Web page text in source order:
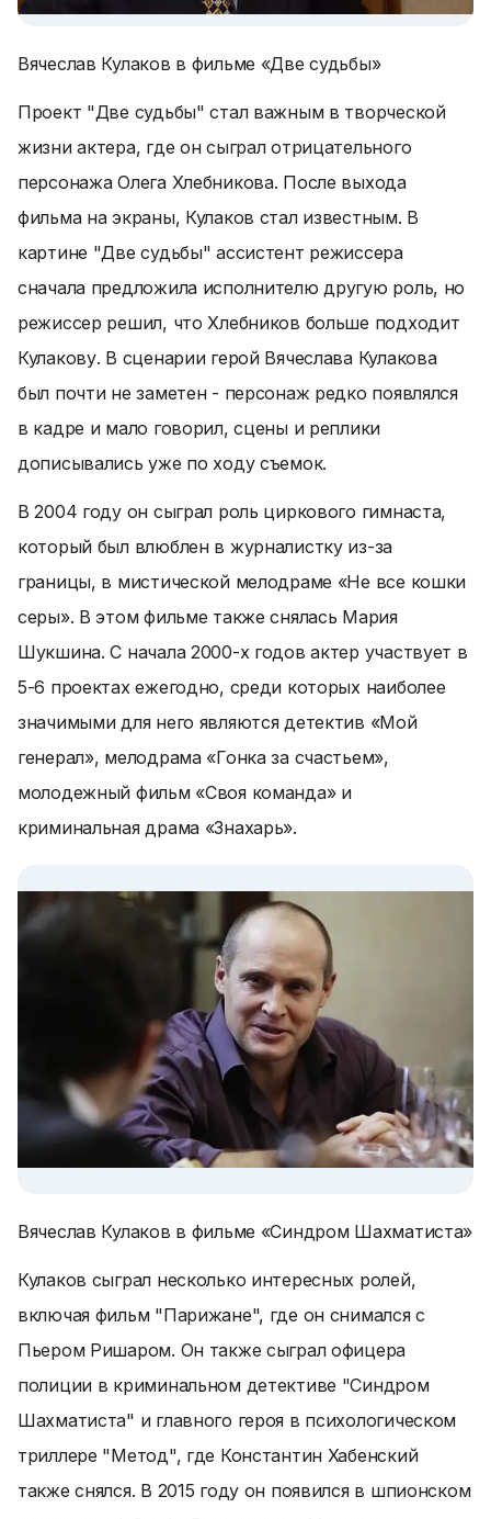
Вячеслав Кулаков в фильме «Две судьбы»
Проект "Две судьбы" стал важным в творческой
жизни актера, где он сыграл отрицательного
персонажа Олега Хлебникова. После выхода
фильма на экраны, Кулаков стал известным. В
картине "Две судьбы" ассистент режиссера
сначала предложила исполнителю другую роль, но
режиссер решил, что Хлебников больше подходит
Кулакову. В сценарии герой Вячеслава Кулакова
был почти не заметен - персонаж редко появлялся
в кадре и мало говорил, сцены и реплики
дописывались уже по ходу съемок.
В 2004 году он сыграл роль циркового гимнаста,
который был влюблен в журналистку из-за
границы, в мистической мелодраме «Не все кошки
серы». В этом фильме также снялась Мария
Шукшина. С начала 2000-х годов актер участвует в
5-6 проектах ежегодно, среди которых наиболее
значимыми для него являются детектив «Мой
генерал», мелодрама «Гонка за счастьем»,
молодежный фильм «Своя команда» и
криминальная драма «Знахарь».
Вячеслав Кулаков в фильме «Синдром Шахматиста»
Кулаков сыграл несколько интересных ролей,
включая фильм "Парижане", где он снимался с
Пьером Ришаром. Он также сыграл офицера
полиции в криминальном детективе "Синдром
Шахматиста" и главного героя в психологическом
триллере "Метод", где Константин Хабенский
также снялся. В 2015 году он появился в шпионском